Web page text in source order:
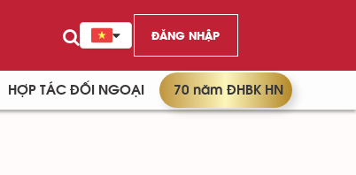
ĐĂNG NHẬP
HỢP TÁC ĐỐI NGOẠI 70 năm ĐHBK HN